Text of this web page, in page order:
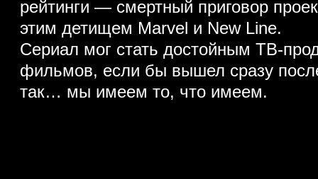
рейтинги — смертный приговор
этим детищем Marvel и New Line.
Сериал мог стать достойным ТВ-
фильмов, если бы вышел сразу
так… мы имеем то, что имеем.